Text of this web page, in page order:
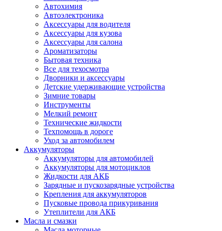
Автохимия
Автоэлектроника
Аксессуары для водителя
Аксессуары для кузова
Аксессуары для салона
Ароматизаторы
Бытовая техника
Все для техосмотра
Дворники и аксессуары
Детские удерживающие устройства
Зимние товары
Инструменты
Мелкий ремонт
Технические жидкости
Техпомощь в дороге
Уход за автомобилем
Аккумуляторы
Аккумуляторы для автомобилей
Аккумуляторы для мотоциклов
Жидкости для АКБ
Зарядные и пускозарядные устройства
Крепления для аккумуляторов
Пусковые провода прикуривания
Утеплители для АКБ
Масла и смазки